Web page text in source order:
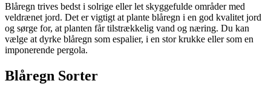
Blåregn trives bedst i solrige eller let skyggefulde områder med
veldrænet jord. Det er vigtigt at plante blåregn i en god kvalitet jord
og sørge for, at planten får tilstrækkelig vand og næring. Du kan
vælge at dyrke blåregn som espalier, i en stor krukke eller som en
imponerende pergola.
Blåregn Sorter